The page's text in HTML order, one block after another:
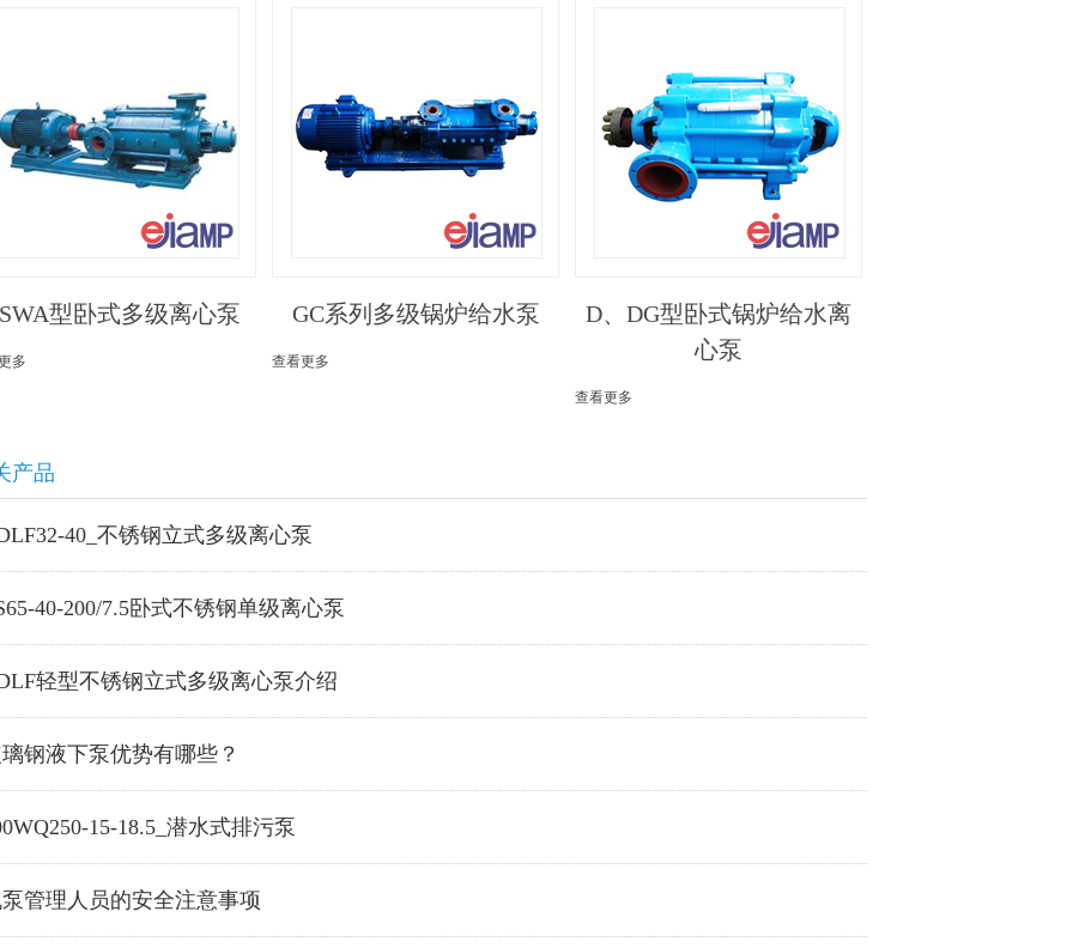
型卧式多级离心泵
多
GC系列多级锅炉给水泵
查看更多
D、DG型卧式锅炉给水离
心泵
查看更多
产品
40_不锈钢立式多级离心泵
40-200/7.5卧式不锈钢单级离心泵
轻型不锈钢立式多级离心泵介绍
钢液下泵优势有哪些？
15-18.5_潜水式排污泵
管理人员的安全注意事项